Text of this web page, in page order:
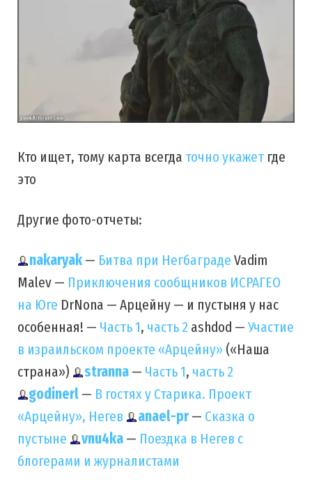
Кто ищет, тому карта всегда точно укажет где
это
Другие фото-отчеты:
nakaryak— Битва при НегбаградеVadim
Malev — Приключения сообщников ИСРАГЕО
на Юге DrNona — Арцейну — и пустыня у нас
особенная! — Часть 1, часть 2 ashdod —Участие
в израильском проекте «Арцейну» («Наша
страна»)
stranna— Часть 1, часть 2
godinerl— В гостях у Старика. Проект
«Арцейну», Негев
anael-pr— Сказка о
пустыне
vnu4ka— Поездка в Негев с
блогерами и журналистами